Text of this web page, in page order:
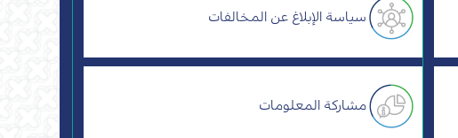
سياسة الإبلاغ عن المخالفات
مشاركة المعلومات